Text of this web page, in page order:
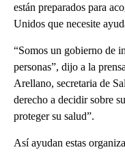
están preparados para
Unidos que necesite
“Somos un gobierno de
personas”, dijo a la
Arellano, secretaria de
derecho a decidir sobre
proteger su salud”.
Así ayudan estas